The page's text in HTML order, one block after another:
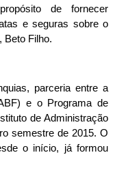
de fornecer
e seguras sobre o
Beto Filho.
parceria entre a
e o Programa de
de Administração
semestre de 2015. O
o início, já formou